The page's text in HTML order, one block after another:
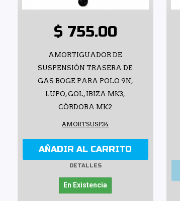
$ 755.00
AMORTIGUADOR DE
SUSPENSIÓN TRASERA DE
GAS BOGE PARA POLO 9N,
LUPO, GOL, IBIZA MK3,
CÓRDOBA MK2
AMORTSUSP34
AÑADIR AL CARRITO
DETALLES
En Existencia